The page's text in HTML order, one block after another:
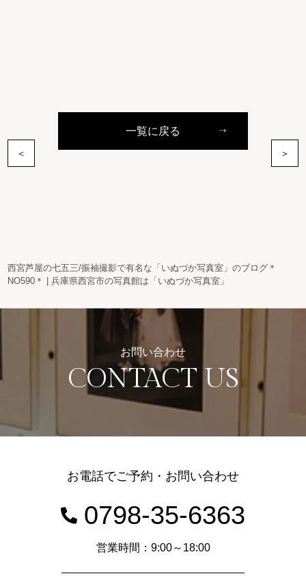
＜
一覧に戻る
＞
西宮芦屋の七五三/振袖撮影で有名な「いぬづか写真室」のブログ＊
NO590＊ | 兵庫県西宮市の写真館は「いぬづか写真室」
お問い合わせ
CONTACT US
お電話でご予約・お問い合わせ
0798-35-6363
営業時間：9:00～18:00